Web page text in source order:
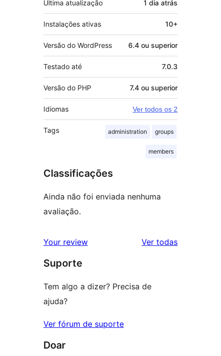
Última atualização 1 dia atrás
Instalações ativas 10+
Versão do WordPress 6.4 ou superior
Testado até 7.0.3
Versão do PHP 7.4 ou superior
Idiomas Ver todos os 2
Tags administration groups
members
Classificações
Ainda não foi enviada nenhuma
avaliação.
Your review Ver todasavaliações
Suporte
Tem algo a dizer? Precisa de
ajuda?
Ver fórum de suporte
Doar